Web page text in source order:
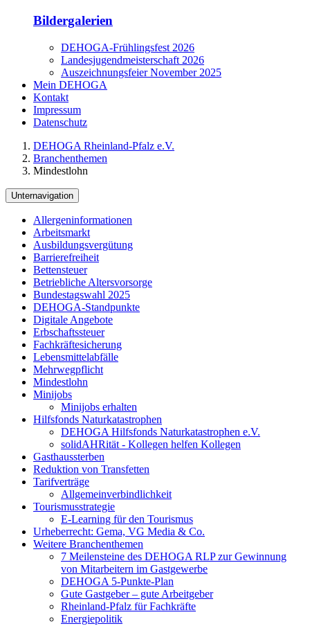
Bildergalerien
DEHOGA-Frühlingsfest 2026
Landesjugendmeisterschaft 2026
Auszeichnungsfeier November 2025
Mein DEHOGA
Kontakt
Impressum
Datenschutz
DEHOGA Rheinland-Pfalz e.V.
Branchenthemen
Mindestlohn
Unternavigation
Allergeninformationen
Arbeitsmarkt
Ausbildungsvergütung
Barrierefreiheit
Bettensteuer
Betriebliche Altersvorsorge
Bundestagswahl 2025
DEHOGA-Standpunkte
Digitale Angebote
Erbschaftssteuer
Fachkräftesicherung
Lebensmittelabfälle
Mehrwegpflicht
Mindestlohn
Minijobs
Minijobs erhalten
Hilfsfonds Naturkatastrophen
DEHOGA Hilfsfonds Naturkatastrophen e.V.
solidAHRität - Kollegen helfen Kollegen
Gasthaussterben
Reduktion von Transfetten
Tarifverträge
Allgemeinverbindlichkeit
Tourismusstrategie
E-Learning für den Tourismus
Urheberrecht: Gema, VG Media & Co.
Weitere Branchenthemen
7 Meilensteine des DEHOGA RLP zur Gewinnung
von Mitarbeitern im Gastgewerbe
DEHOGA 5-Punkte-Plan
Gute Gastgeber – gute Arbeitgeber
Rheinland-Pfalz für Fachkräfte
Energiepolitik